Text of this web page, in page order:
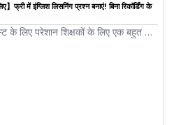
】फ्री में इंग्लिश लिसनिंग प्रश्न बनाएं! बिना रिकॉर्डिंग के
के लिए परेशान शिक्षकों के लिए एक बहुत ही